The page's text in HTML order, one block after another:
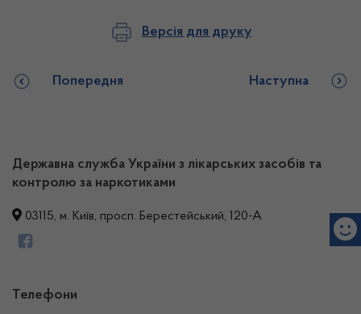
Версія для друку
Попередня Наступна
Державна служба України з лікарських засобів та
контролю за наркотиками
03115, м. Київ, просп. Берестейський, 120-А
Телефони